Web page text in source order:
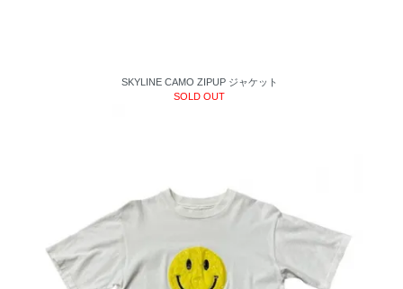
SKYLINE CAMO ZIPUP ジャケット
SOLD OUT